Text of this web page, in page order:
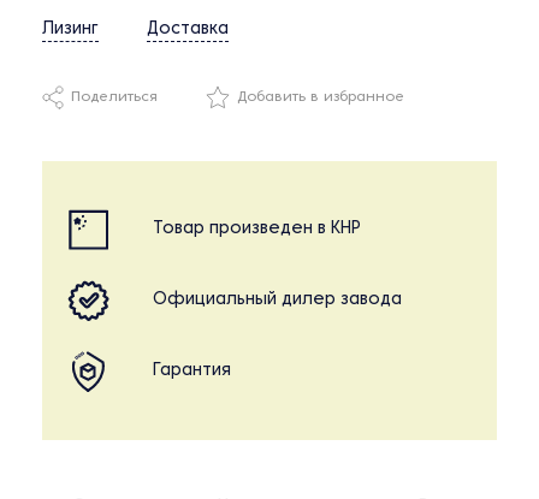
Лизинг Доставка
Поделиться Добавить в избранное
Товар произведен в КНР
Официальный дилер завода
Гарантия